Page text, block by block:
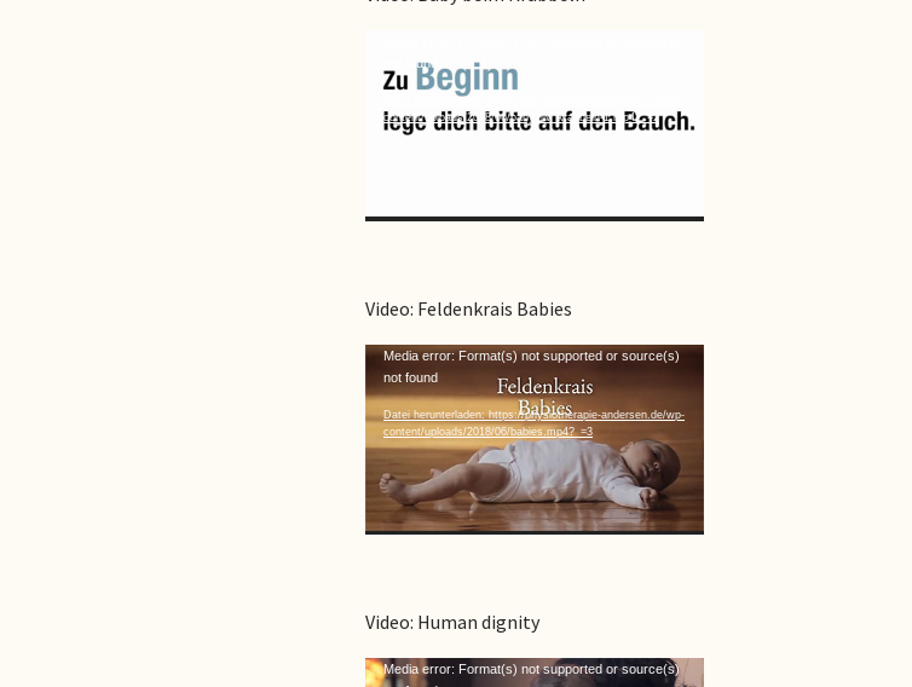
Playernot found
Datei herunterladen: https://physiotherapie-andersen.de/wp-
content/uploads/2018/06/baby_liv_krabbeln-1.mp4?_=2
Video: Feldenkrais Babies
Video-
Player
Media error: Format(s) not supported or source(s)
not found
Datei herunterladen: https://physiotherapie-andersen.de/wp-
content/uploads/2018/06/babies.mp4?_=3
Video: Human dignity
Video-
Media error: Format(s) not supported or source(s)